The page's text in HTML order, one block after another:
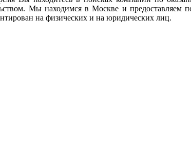
Мы находимся в Москве и
на физических и на юридических лиц.